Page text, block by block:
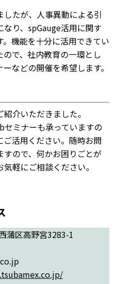
たが、人事異動による引
り、spGauge活用に関す
機能を十分に活用できてい
で、社内教育の一環とし
などの開催を希望します。
介いただきました。
ミナーも承っていますの
活用ください。随時お問
ので、何かお困りごとが
軽にご相談ください。
蒲区高野宮3283-1